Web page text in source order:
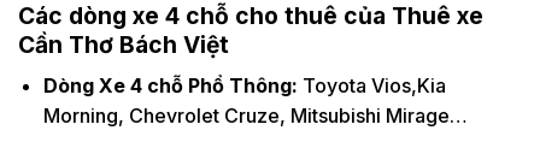
Các dòng xe 4 chỗ cho thuê của Thuê xe
Cần Thơ Bách Việt
Dòng Xe 4 chỗ Phổ Thông: Toyota Vios,Kia
Morning, Chevrolet Cruze, Mitsubishi Mirage…